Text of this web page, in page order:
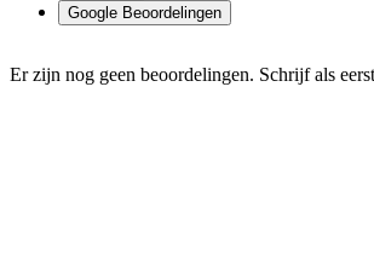
Google Beoordelingen
Er zijn nog geen beoordelingen. Schrijf als